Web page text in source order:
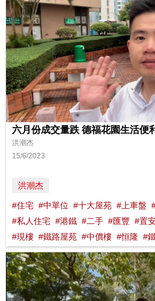
六月份成交量跌 德福花園生活便
洪潮杰
15/6/2023
洪潮杰
#住宅 #中單位 #十大屋苑 #上車盤
#私人住宅 #港鐵 #二手 #匯豐 #置
#現樓 #鐵路屋苑 #中價樓 #恒隆 #